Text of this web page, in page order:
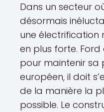
Dans un secteur
désormais
une électrification
en plus forte.
pour maintenir sa
européen, il doit
de la manière la
possible. Le